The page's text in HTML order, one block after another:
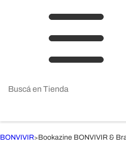
BONVIVIR>Bookazine BONVIVIR &